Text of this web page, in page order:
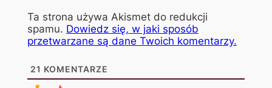
Ta strona używa Akismet do redukcji
spamu. Dowiedz się, w jaki sposób
przetwarzane są dane Twoich komentarzy.
21 KOMENTARZE